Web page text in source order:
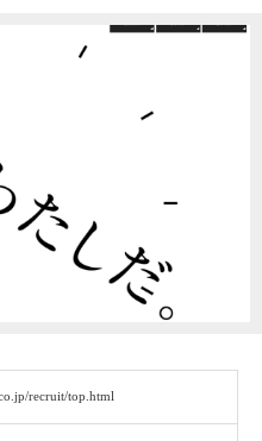
recruit/top.html